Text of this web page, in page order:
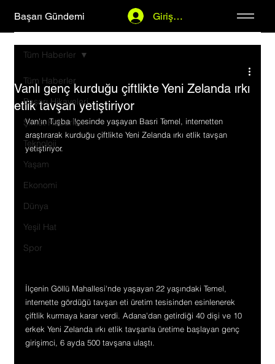
Başarı Gündemi Giriş Yap
Tüm Haberler
Başarı Hikayeleri
Şirket Haberleri
Teknoloji
Yaşam
Ekonomi
Dünya
Yeşil Hat
Spor
Tüm Haberler
Vanlı genç kurduğu çiftlikte Yeni Zelanda ırkı
etlik tavşan yetiştiriyor
Van'ın Tuşba ilçesinde yaşayan Basri Temel, internetten
araştırarak kurduğu çiftlikte Yeni Zelanda ırkı etlik tavşan
yetiştiriyor.
İlçenin Göllü Mahallesi'nde yaşayan 22 yaşındaki Temel,
internette gördüğü tavşan eti üretim tesisinden esinlenerek
çiftlik kurmaya karar verdi. Adana'dan getirdiği 40 dişi ve 10
erkek Yeni Zelanda ırkı etlik tavşanla üretime başlayan genç
girişimci, 6 ayda 500 tavşana ulaştı.